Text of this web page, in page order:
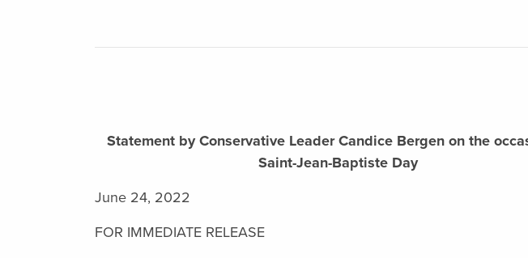
Statement by Conservative Leader Candice Bergen on the
Saint-Jean-Baptiste Day
June 24, 2022
FOR IMMEDIATE RELEASE